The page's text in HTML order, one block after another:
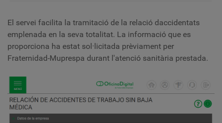
El servei facilita la tramitació de la relació daccidentats
emplenada en la seva totalitat. La informació que es
proporciona ha estat sol·licitada prèviament per
Fraternidad-Muprespa durant l'atenció sanitària prestada.